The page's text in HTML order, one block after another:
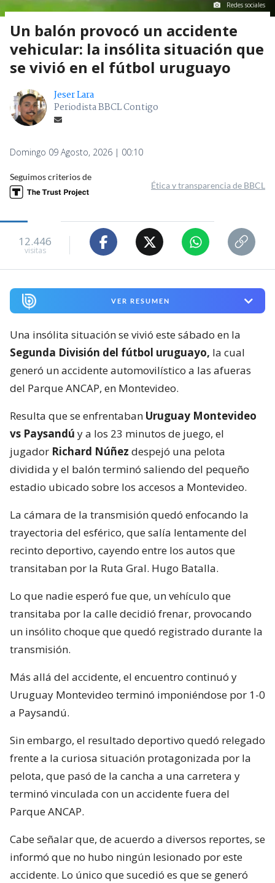
Redes sociales
Un balón provocó un accidente
vehicular: la insólita situación que
se vivió en el fútbol uruguayo
Jeser Lara
Periodista BBCL Contigo
Domingo 09 Agosto, 2026 | 00:10
Seguimos criterios de
Ética y transparencia de BBCL
12.446
visitas
VER RESUMEN
Una insólita situación se vivió este sábado en la
Segunda División del fútbol uruguayo, la cual
generó un accidente automovilístico a las afueras
del Parque ANCAP, en Montevideo.
Resulta que se enfrentaban Uruguay Montevideo
vs Paysandú y a los 23 minutos de juego, el
jugador Richard Núñez despejó una pelota
dividida y el balón terminó saliendo del pequeño
estadio ubicado sobre los accesos a Montevideo.
La cámara de la transmisión quedó enfocando la
trayectoria del esférico, que salía lentamente del
recinto deportivo, cayendo entre los autos que
transitaban por la Ruta Gral. Hugo Batalla.
Lo que nadie esperó fue que, un vehículo que
transitaba por la calle decidió frenar, provocando
un insólito choque que quedó registrado durante la
transmisión.
Más allá del accidente, el encuentro continuó y
Uruguay Montevideo terminó imponiéndose por 1-0
a Paysandú.
Sin embargo, el resultado deportivo quedó relegado
frente a la curiosa situación protagonizada por la
pelota, que pasó de la cancha a una carretera y
terminó vinculada con un accidente fuera del
Parque ANCAP.
Cabe señalar que, de acuerdo a diversos reportes, se
informó que no hubo ningún lesionado por este
accidente. Lo único que sucedió es que se generó